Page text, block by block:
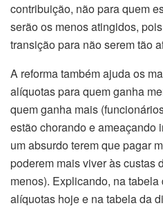
contribuição, não para quem
serão os menos atingidos,
transição para não serem tão
A reforma também ajuda os
alíquotas para quem ganha
quem ganha mais
estão chorando e ameaçando
um absurdo terem que pagar
poderem mais viver às custas
menos). Explicando, na
alíquotas hoje e na tabela da